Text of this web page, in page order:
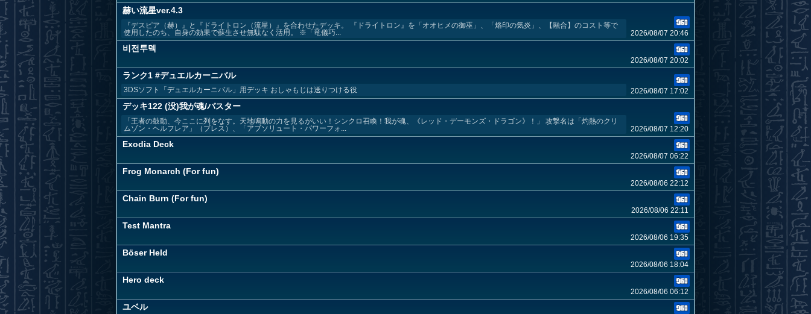
赫い流星ver.4.3
『デスピア（赫）』と『ドライトロン（流星）』を合わせたデッキ。 『ドライトロン』を「オオヒメの御巫」、「烙印の気炎」、【融合】のコスト等で
使用したのち、自身の効果で蘇生させ無駄なく活用。 ※「竜儀巧...
2026/08/07 20:46
비전투덱
2026/08/07 20:02
ランク1 #デュエルカーニバル
3DSソフト「デュエルカーニバル」用デッキ おしゃもじは送りつける役 2026/08/07 17:02
デッキ122 (没)我が魂/バスター
「王者の鼓動、今ここに列をなす。天地鳴動の力を見るがいい！シンクロ召喚！我が魂、《レッド・デーモンズ・ドラゴン》！」 攻撃名は「灼熱のクリ
ムゾン・ヘルフレア」（ブレス）、「アブソリュート・パワーフォ...
2026/08/07 12:20
Exodia Deck
2026/08/07 06:22
Frog Monarch (For fun)
2026/08/06 22:12
Chain Burn (For fun)
2026/08/06 22:11
Test Mantra
2026/08/06 19:35
Böser Held
2026/08/06 18:04
Hero deck
2026/08/06 06:12
ユベル